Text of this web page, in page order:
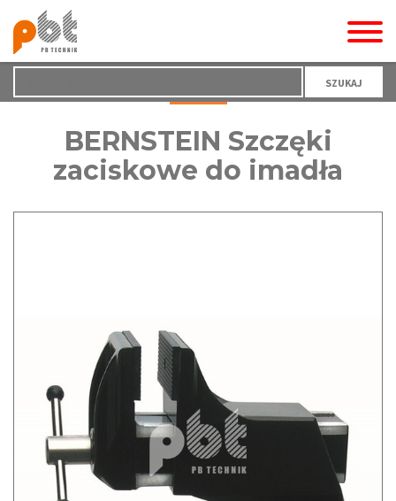
SZUKAJ
BERNSTEIN Szczęki
zaciskowe do imadła